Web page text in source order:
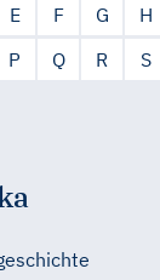
E F G H
P Q R S